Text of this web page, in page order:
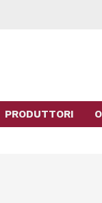
PRODUTTORI